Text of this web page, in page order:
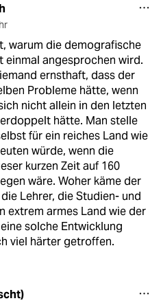
warum die demografische
einmal angesprochen wird.
ernsthaft, dass der
Probleme hätte, wenn
nicht allein in den letzten
hätte. Man stelle
für ein reiches Land wie
würde, wenn die
kurzen Zeit auf 160
wäre. Woher käme der
Lehrer, die Studien- und
extrem armes Land wie der
solche Entwicklung
viel härter getroffen.